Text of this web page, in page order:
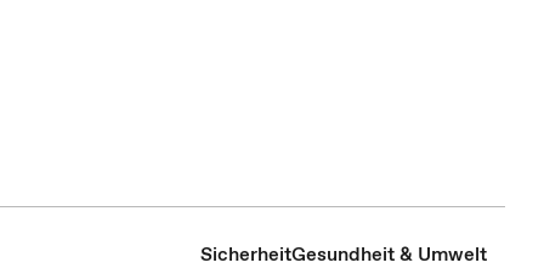
SicherheitGesundheit & Umwelt